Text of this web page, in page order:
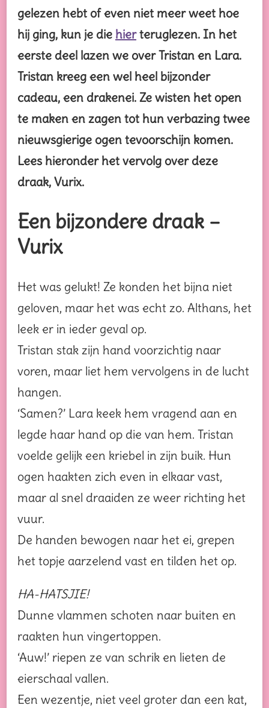
gelezen hebt of even niet meer weet hoe
hij ging, kun je die hierteruglezen. In het
eerste deel lazen we over Tristan en Lara.
Tristan kreeg een wel heel bijzonder
cadeau, een drakenei. Ze wisten het open
te maken en zagen tot hun verbazing twee
nieuwsgierige ogen tevoorschijn komen.
Lees hieronder het vervolg over deze
draak, Vurix.
Een bijzondere draak –
Vurix
Het was gelukt! Ze konden het bijna niet
geloven, maar het was echt zo. Althans, het
leek er in ieder geval op.
Tristan stak zijn hand voorzichtig naar
voren, maar liet hem vervolgens in de lucht
hangen.
‘Samen?’ Lara keek hem vragend aan en
legde haar hand op die van hem. Tristan
voelde gelijk een kriebel in zijn buik. Hun
ogen haakten zich even in elkaar vast,
maar al snel draaiden ze weer richting het
vuur.
De handen bewogen naar het ei, grepen
het topje aarzelend vast en tilden het op.
HA-HATSJIE!
Dunne vlammen schoten naar buiten en
raakten hun vingertoppen.
‘Auw!’ riepen ze van schrik en lieten de
eierschaal vallen.
Een wezentje, niet veel groter dan een kat,